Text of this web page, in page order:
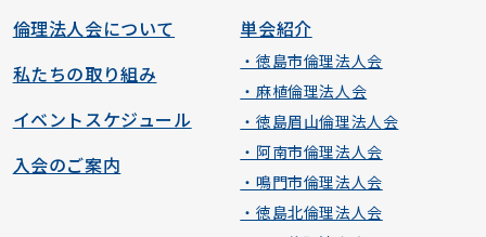
倫理法人会について
私たちの取り組み
イベントスケジュール
入会のご案内
単会紹介
・徳島市倫理法人会
・麻植倫理法人会
・徳島眉山倫理法人会
・阿南市倫理法人会
・鳴門市倫理法人会
・徳島北倫理法人会